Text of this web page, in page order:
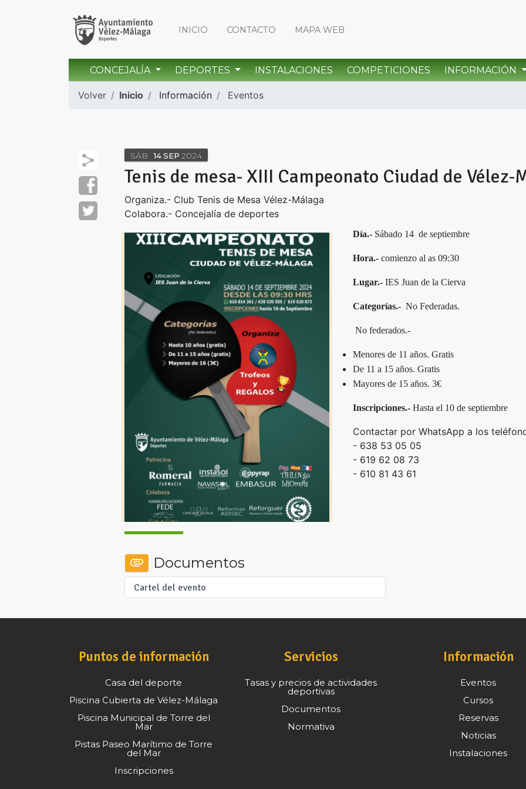
INICIO CONTACTO MAPA WEB
CONCEJALÍA DEPORTES INSTALACIONES COMPETICIONES INFORMACIÓN
Volver Inicio Información Eventos
SÁB 14SEP 2024
Tenis de mesa- XIII Campeonato Ciudad de Vélez-
Organiza.- Club Tenis de Mesa Vélez-Málaga
Colabora.- Concejalía de deportes
Día.- Sábado 14 de septiembre
Hora.- comienzo al as 09:30
Lugar.- IES Juan de la Cierva
Categorías.- No Federadas.
No federados.-
Menores de 11 años. Gratis
De 11 a 15 años. Gratis
Mayores de 15 años. 3€
Inscripciones.- Hasta el 10 de septiembre
Contactar por WhatsApp a los
- 638 53 05 05
- 619 62 08 73
- 610 81 43 61
Documentos
Cartel del evento
Puntos de información
Casa del deporte
Piscina Cubierta de Vélez-Málaga
Piscina Municipal de Torre del
Mar
Pistas Paseo Marítimo de Torre
del Mar
Inscripciones
Servicios
Tasas y precios de actividades
deportivas
Documentos
Normativa
Información
Eventos
Cursos
Reservas
Noticias
Instalaciones